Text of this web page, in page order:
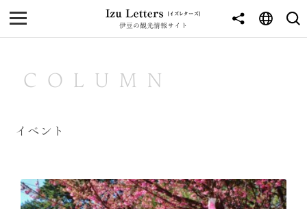
伊豆の観光情報サイト
MENU
NEWS
JOURNEY
西伊豆
COLUMN
イベント